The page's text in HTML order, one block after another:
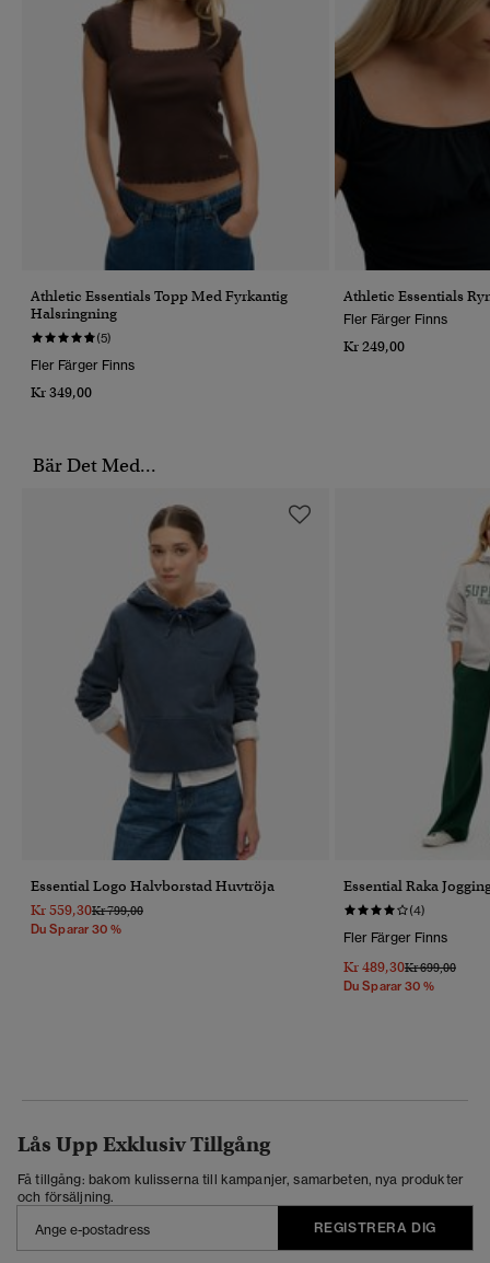
Athletic Essentials Topp Med Fyrkantig
Halsringning
(5)
Fler Färger Finns
Kr 349,00
Athletic Essentials
Fler Färger Finns
Kr 249,00
Bär Det Med...
Essential Logo Halvborstad Huvtröja
Kr 559,30Pris Reducerat Från
Kr 799,00Till
Du Sparar 30 %
Essential Raka
(4)
Fler Färger Finns
Kr 489,30Pris Reducerat
Kr 699,00Till
Du Sparar 30 %
Lås Upp Exklusiv Tillgång
Få tillgång: bakom kulisserna till kampanjer, samarbeten, nya produkter
och försäljning.
REGISTRERA DIG